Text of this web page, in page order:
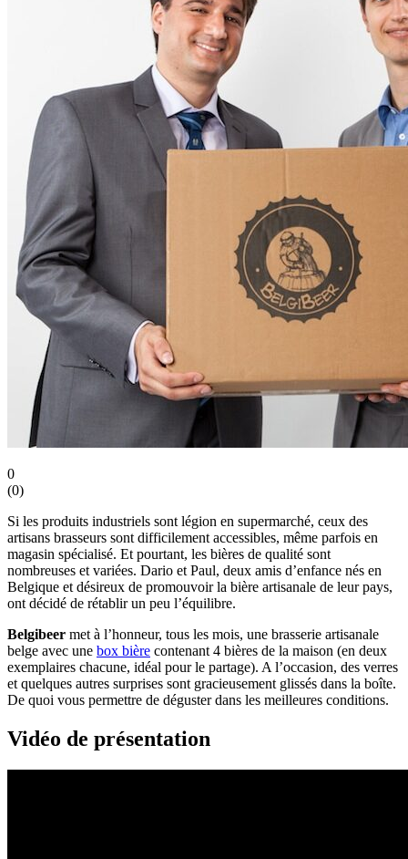
0
(0)
Si les produits industriels sont légion en supermarché, ceux des
artisans brasseurs sont difficilement accessibles, même parfois en
magasin spécialisé. Et pourtant, les bières de qualité sont
nombreuses et variées. Dario et Paul, deux amis d’enfance nés en
Belgique et désireux de promouvoir la bière artisanale de leur pays,
ont décidé de rétablir un peu l’équilibre.
Belgibeer met à l’honneur, tous les mois, une brasserie artisanale
belge avec une box bière contenant 4 bières de la maison (en deux
exemplaires chacune, idéal pour le partage). A l’occasion, des verres
et quelques autres surprises sont gracieusement glissés dans la boîte.
De quoi vous permettre de déguster dans les meilleures conditions.
Vidéo de présentation